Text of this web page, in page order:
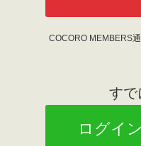
COCORO MEMBERS
すで
ログイ